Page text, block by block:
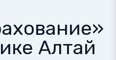
Алтай